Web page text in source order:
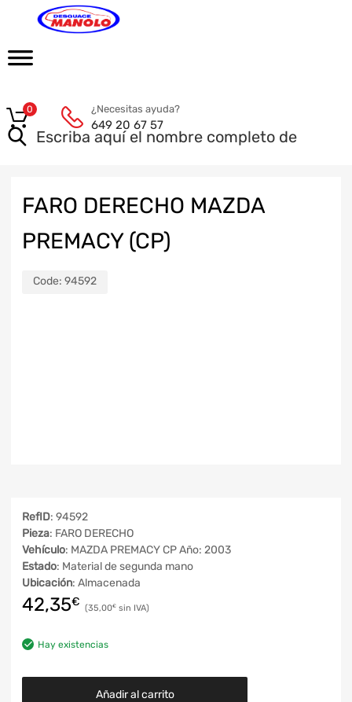
¿Necesitas ayuda?
649 20 67 57
0
FARO DERECHO MAZDA
PREMACY (CP)
Code: 94592
RefID: 94592
Pieza: FARO DERECHO
Vehículo: MAZDA PREMACY CP Año: 2003
Estado: Material de segunda mano
Ubicación: Almacenada
42,35€ 35,00€
Hay existencias
Añadir al carrito